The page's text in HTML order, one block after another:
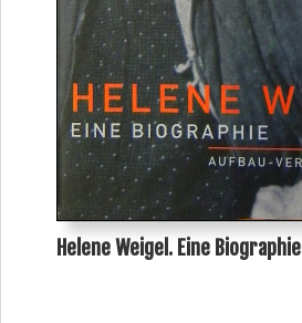
Helene Weigel. Eine Biographie